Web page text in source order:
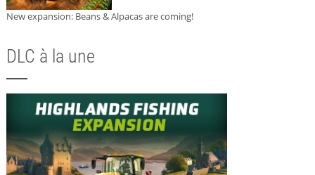
New expansion: Beans & Alpacas are coming!
DLC à la une